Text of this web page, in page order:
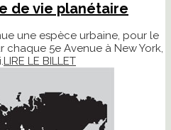
de vie planétaire
une espèce urbaine, pour le
5e Avenue à New York,
LIRE LE BILLET